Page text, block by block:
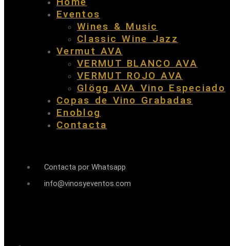
Eventos
Wines & Music
Classic Wine Jazz
Vermut AVA
VERMUT BLANCO AVA
VERMUT ROJO AVA
Glögg AVA Vino Especiado
Copas de Vino Grabadas
Enoblog
Contacta
Contacta por Whatsapp
info@vinosyeventos.com